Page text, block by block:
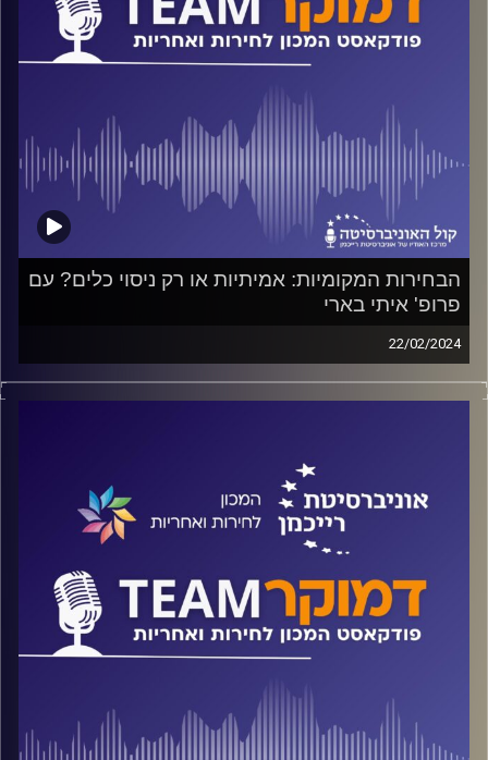
על כל אלה ועוד משוחח ד"ר חיים וייצמן עם ד"ר יעל חסון
קרדיט תמונות: המכון לחירות ואחריות
הבחירות המקומיות: אמיתיות או רק ניסוי כלים? עם
פרופ' איתי בארי
22/02/2024
פודקאסט המכון לחירות ואחריות באוניברסיטת רייכמן
על הבחירות המקומיות, על מעמדן של הרשויות המקומיות מול
והסמכות שלהן וגם על רצון התושבים. על אלה ועוד משוחח
ד"ר חיים וייצמן עם פרופ' איתי בארי מאוניברסיטת חיפה.
קרדיט תמונות:המכון לחירות ואחריות